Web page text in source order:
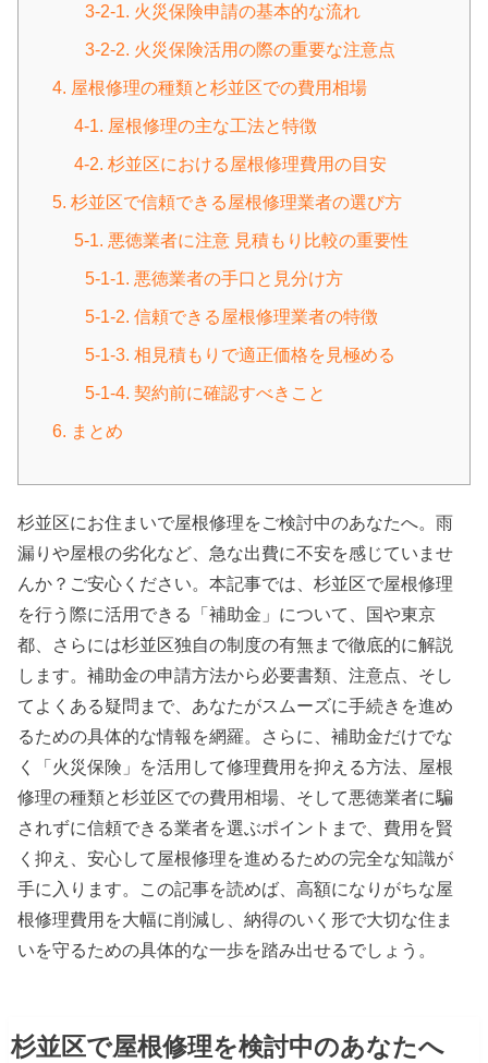
3-2-1. 火災保険申請の基本的な流れ
3-2-2. 火災保険活用の際の重要な注意点
4. 屋根修理の種類と杉並区での費用相場
4-1. 屋根修理の主な工法と特徴
4-2. 杉並区における屋根修理費用の目安
5. 杉並区で信頼できる屋根修理業者の選び方
5-1. 悪徳業者に注意 見積もり比較の重要性
5-1-1. 悪徳業者の手口と見分け方
5-1-2. 信頼できる屋根修理業者の特徴
5-1-3. 相見積もりで適正価格を見極める
5-1-4. 契約前に確認すべきこと
6. まとめ
杉並区にお住まいで屋根修理をご検討中のあなたへ。雨
漏りや屋根の劣化など、急な出費に不安を感じていませ
んか？ご安心ください。本記事では、杉並区で屋根修理
を行う際に活用できる「補助金」について、国や東京
都、さらには杉並区独自の制度の有無まで徹底的に解説
します。補助金の申請方法から必要書類、注意点、そし
てよくある疑問まで、あなたがスムーズに手続きを進め
るための具体的な情報を網羅。さらに、補助金だけでな
く「火災保険」を活用して修理費用を抑える方法、屋根
修理の種類と杉並区での費用相場、そして悪徳業者に騙
されずに信頼できる業者を選ぶポイントまで、費用を賢
く抑え、安心して屋根修理を進めるための完全な知識が
手に入ります。この記事を読めば、高額になりがちな屋
根修理費用を大幅に削減し、納得のいく形で大切な住ま
いを守るための具体的な一歩を踏み出せるでしょう。
杉並区で屋根修理を検討中のあなたへ